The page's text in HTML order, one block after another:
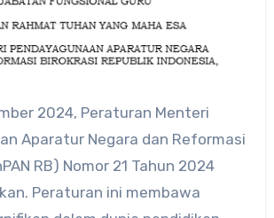
Aparatur Negara dan Reformasi
RB) Nomor 21 Tahun 2024
Peraturan ini membawa